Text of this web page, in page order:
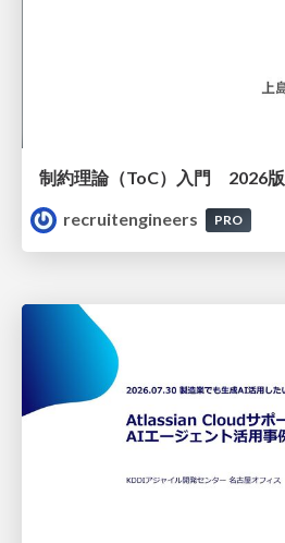
制約理論（ToC）入門 2026版
recruitengineers
PRO